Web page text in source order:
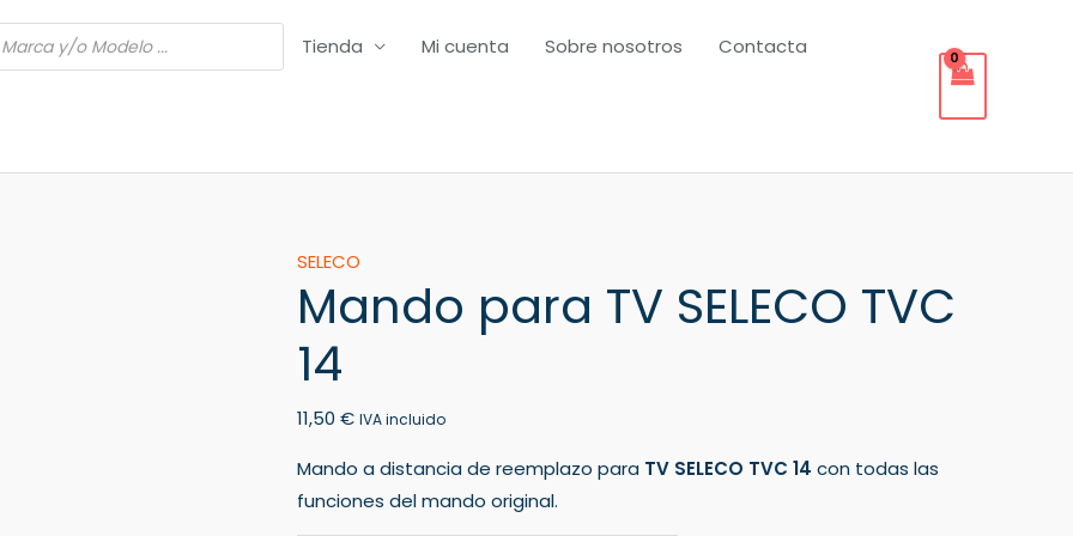
Tienda Mi cuenta Sobre nosotros Contacta
SELECO
Mando para TV SELECO TVC
14
11,50 € IVA incluido
Mando a distancia de reemplazo para TV SELECO TVC 14 con todas las
funciones del mando original.
Mando
para
TV
SELECO
14